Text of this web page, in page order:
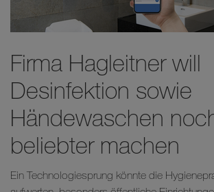
Firma Hagleitner will
Desinfektion sowie
Händewaschen
beliebter machen
Ein Technologiesprung könnte die